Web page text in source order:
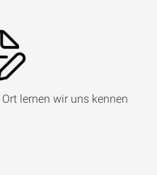
lernen wir uns kennen